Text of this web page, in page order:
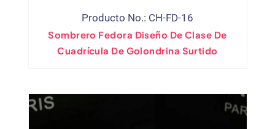
Producto No.: CH-FD-16
Sombrero Fedora Diseño De Clase De
Cuadrícula De Golondrina Surtido